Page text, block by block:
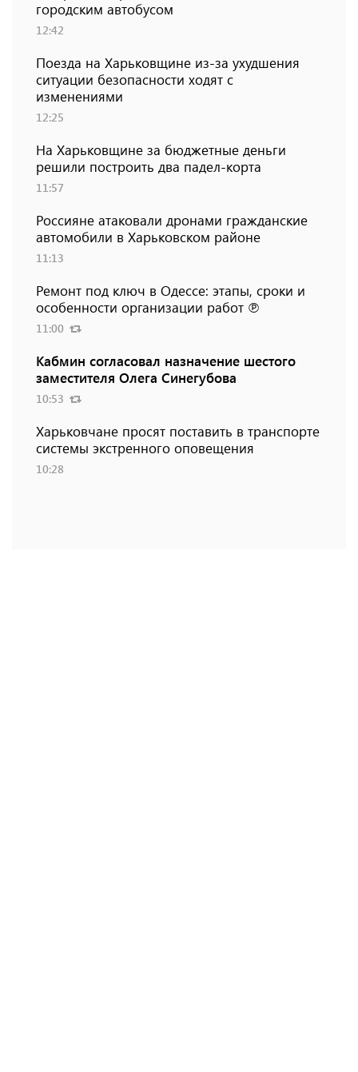
городским автобусом
12:42
Поезда на Харьковщине из-за ухудшения
ситуации безопасности ходят с
изменениями
12:25
На Харьковщине за бюджетные деньги
решили построить два падел-корта
11:57
Россияне атаковали дронами гражданские
автомобили в Харьковском районе
11:13
Ремонт под ключ в Одессе: этапы, сроки и
особенности организации работ ℗
11:00
Кабмин согласовал назначение шестого
заместителя Олега Синегубова
10:53
Харьковчане просят поставить в транспорте
системы экстренного оповещения
10:28